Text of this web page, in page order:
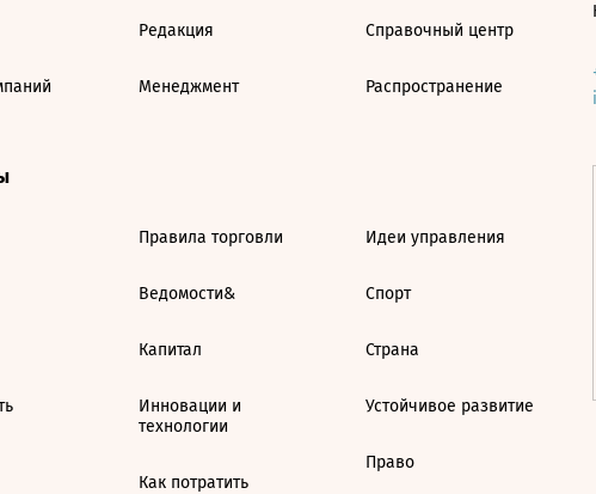
Редакция
Менеджмент
Справочный центр
Распространение
Правила торговли
Ведомости&
Капитал
Инновации и
технологии
Как потратить
Идеи управления
Спорт
Страна
Устойчивое развитие
Право